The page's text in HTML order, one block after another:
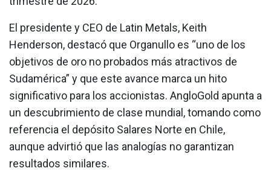
El presidente y CEO de Latin Metals, Keith
Henderson, destacó que Organullo es “uno de los
objetivos de oro no probados más atractivos de
Sudamérica” y que este avance marca un hito
significativo para los accionistas. AngloGold apunta a
un descubrimiento de clase mundial, tomando como
referencia el depósito Salares Norte en Chile,
aunque advirtió que las analogías no garantizan
resultados similares.